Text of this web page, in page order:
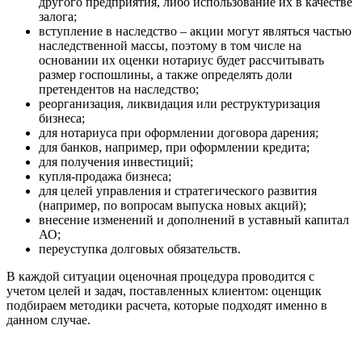
залога;
вступление в наследство – акции могут являться частью
наследственной массы, поэтому в том числе на
основании их оценки нотариус будет рассчитывать
размер госпошлины, а также определять доли
претендентов на наследство;
реорганизация, ликвидация или реструктуризация
бизнеса;
для нотариуса при оформлении договора дарения;
для банков, например, при оформлении кредита;
для получения инвестиций;
купля-продажа бизнеса;
для целей управления и стратегического развития
(например, по вопросам выпуска новых акций);
внесение изменений и дополнений в уставный капитал
АО;
переуступка долговых обязательств.
В каждой ситуации оценочная процедура проводится с
учетом целей и задач, поставленных клиентом: оценщик
подбираем методики расчета, которые подходят именно в
данном случае.
Богородицк
Боготол
Большой Камень
Борисоглебск
Боровичи
Братск
Бронницы
Брянск
Бугульма
Бугуруслан
Буйнакск
Бутурлиновка
Валдай
Валуйки